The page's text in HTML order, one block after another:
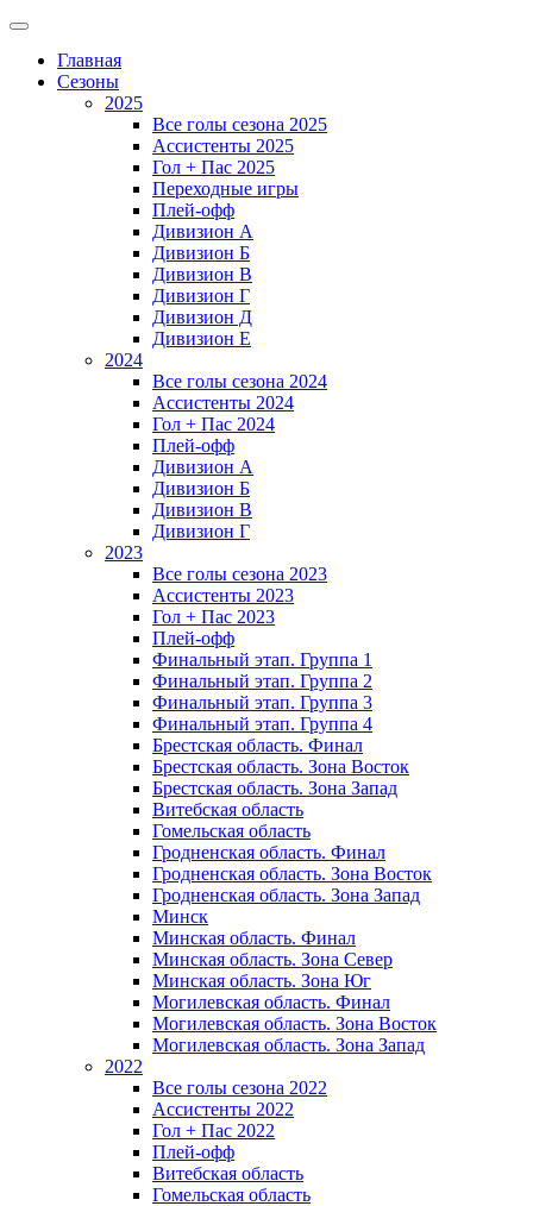
Главная
Сезоны
2025
Все голы сезона 2025
Ассистенты 2025
Гол + Пас 2025
Переходные игры
Плей-офф
Дивизион A
Дивизион Б
Дивизион В
Дивизион Г
Дивизион Д
Дивизион Е
2024
Все голы сезона 2024
Ассистенты 2024
Гол + Пас 2024
Плей-офф
Дивизион A
Дивизион Б
Дивизион В
Дивизион Г
2023
Все голы сезона 2023
Ассистенты 2023
Гол + Пас 2023
Плей-офф
Финальный этап. Группа 1
Финальный этап. Группа 2
Финальный этап. Группа 3
Финальный этап. Группа 4
Брестская область. Финал
Брестская область. Зона Восток
Брестская область. Зона Запад
Витебская область
Гомельская область
Гродненская область. Финал
Гродненская область. Зона Восток
Гродненская область. Зона Запад
Минск
Минская область. Финал
Минская область. Зона Север
Минская область. Зона Юг
Могилевская область. Финал
Могилевская область. Зона Восток
Могилевская область. Зона Запад
2022
Все голы сезона 2022
Ассистенты 2022
Гол + Пас 2022
Плей-офф
Витебская область
Гомельская область